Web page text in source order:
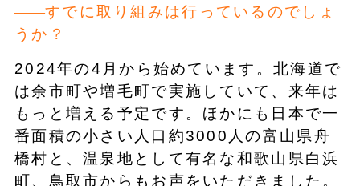
すでに取り組みは行っているのでしょ
うか？
2024年の4月から始めています。北海道で
は余市町や増毛町で実施していて、来年は
もっと増える予定です。ほかにも日本で一
番面積の小さい人口約3000人の富山県舟
橋村と、温泉地として有名な和歌山県白浜
町、鳥取市からもお声をいただきました。